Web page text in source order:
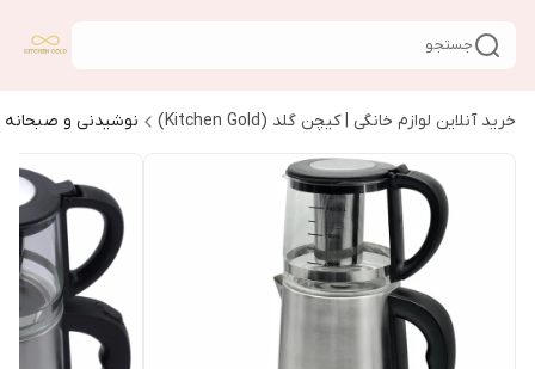
جستجو
خرید آنلاین لوازم خانگی | کیچن گلد (Kitchen Gold) نوشیدنی و صبحانه